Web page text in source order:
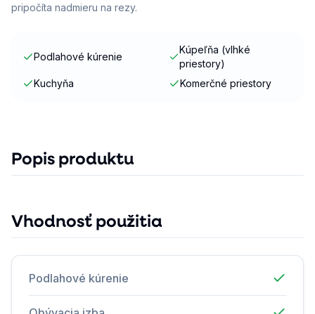
pripočíta nadmieru na rezy.
Podlahové kúrenie
Kúpeľňa (vlhké
priestory)
Kuchyňa
Komerčné priestory
Popis produktu
Vhodnosť použitia
Podlahové kúrenie